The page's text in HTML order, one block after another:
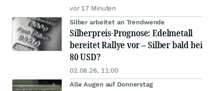
vor 17 Minuten
Silber arbeitet an Trendwende
Silberpreis-Prognose: Edelmetall
bereitet Rallye vor – Silber bald bei
80 USD?
02.08.26, 11:00
Alle Augen auf Donnerstag